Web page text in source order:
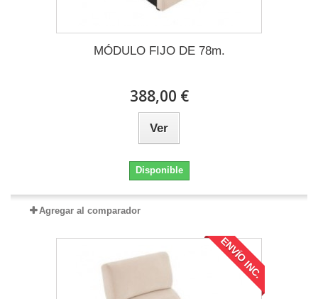
MÓDULO FIJO DE 78m.
388,00 €
Ver
Disponible
Agregar al comparador
ENVÍO INC.